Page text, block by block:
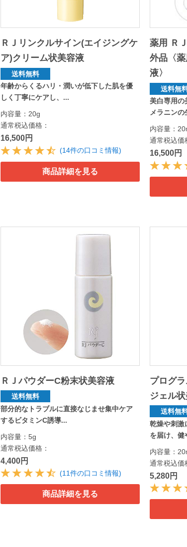
ＲＪリンクルサイン(エイジングケ
ア)クリーム状美容液
送料無料
年齢からくるハリ・潤いが低下した肌を優
しく丁寧にケアし、...
内容量：20g
通常税込価格：
16,500円
(14件の口コミ情報)
商品詳細を見る
薬用 Ｒ
外品〈
液〉
送料無
美白専用の
メラニンの
内容量：
通常税込価
16,500円
ＲＪパウダーC粉末状美容液
送料無料
部分的なトラブルに直接なじませ集中ケア
するビタミンC誘導...
内容量：5g
通常税込価格：
4,400円
(11件の口コミ情報)
商品詳細を見る
プログ
ジェル
送料無
乾燥や刺激
を届け、健
内容量：
通常税込価
5,280円